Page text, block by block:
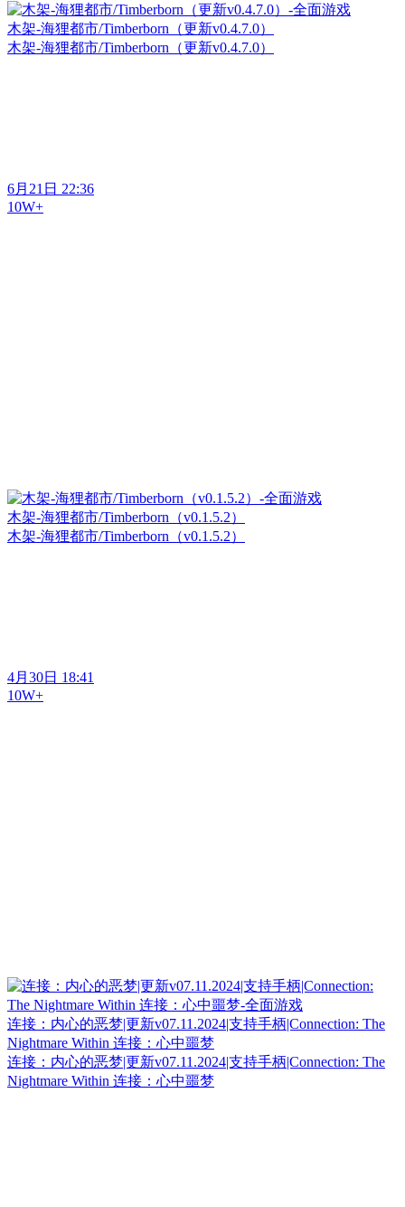
木架-海狸都市/Timberborn（更新v0.4.7.0）
木架-海狸都市/Timberborn（更新v0.4.7.0）
6月21日 22:36
10W+
木架-海狸都市/Timberborn（v0.1.5.2）
木架-海狸都市/Timberborn（v0.1.5.2）
4月30日 18:41
10W+
连接：内心的恶梦|更新v07.11.2024|支持手柄|Connection: The
Nightmare Within 连接：心中噩梦
连接：内心的恶梦|更新v07.11.2024|支持手柄|Connection: The
Nightmare Within 连接：心中噩梦